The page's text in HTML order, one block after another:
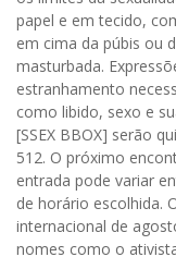
papel e em tecido,
em cima da púbis ou
masturbada.
estranhamento
como libido, sexo e
[SSEX BBOX] serão
512. O próximo
entrada pode variar
de horário escolhida.
internacional de
nomes como o